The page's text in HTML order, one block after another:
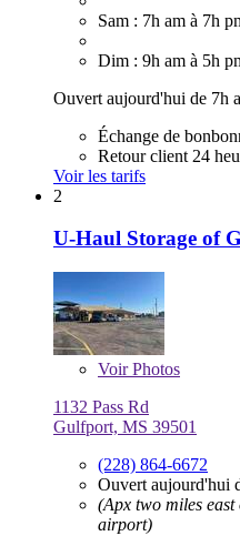
Sam : 7h am à 7h
Dim : 9h am à 5h
Ouvert aujourd'hui de 7h
Échange de
Retour client 24
Voir les tarifs
2
U-Haul Storage of
VoirPhotos
1132 Pass Rd
Gulfport, MS 39501
(228) 864-6672
Ouvert aujourd'hui
(Apx two miles
airport)